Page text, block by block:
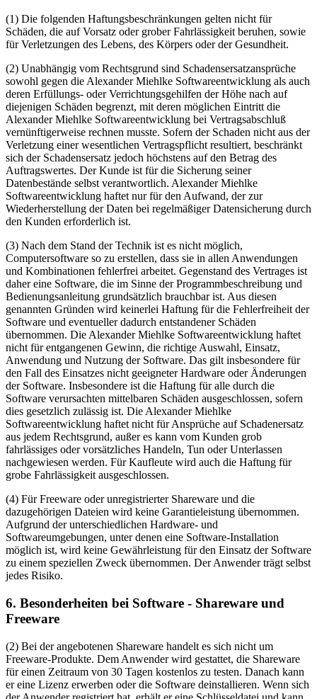
(1) Die folgenden Haftungsbeschränkungen gelten nicht für
Schäden, die auf Vorsatz oder grober Fahrlässigkeit beruhen, sowie
für Verletzungen des Lebens, des Körpers oder der Gesundheit.
(2) Unabhängig vom Rechtsgrund sind Schadensersatzansprüche
sowohl gegen die Alexander Miehlke Softwareentwicklung als auch
deren Erfüllungs- oder Verrichtungsgehilfen der Höhe nach auf
diejenigen Schäden begrenzt, mit deren möglichen Eintritt die
Alexander Miehlke Softwareentwicklung bei Vertragsabschluß
vernünftigerweise rechnen musste. Sofern der Schaden nicht aus der
Verletzung einer wesentlichen Vertragspflicht resultiert, beschränkt
sich der Schadensersatz jedoch höchstens auf den Betrag des
Auftragswertes. Der Kunde ist für die Sicherung seiner
Datenbestände selbst verantwortlich. Alexander Miehlke
Softwareentwicklung haftet nur für den Aufwand, der zur
Wiederherstellung der Daten bei regelmäßiger Datensicherung durch
den Kunden erforderlich ist.
(3) Nach dem Stand der Technik ist es nicht möglich,
Computersoftware so zu erstellen, dass sie in allen Anwendungen
und Kombinationen fehlerfrei arbeitet. Gegenstand des Vertrages ist
daher eine Software, die im Sinne der Programmbeschreibung und
Bedienungsanleitung grundsätzlich brauchbar ist. Aus diesen
genannten Gründen wird keinerlei Haftung für die Fehlerfreiheit der
Software und eventueller dadurch entstandener Schäden
übernommen. Die Alexander Miehlke Softwareentwicklung haftet
nicht für entgangenen Gewinn, die richtige Auswahl, Einsatz,
Anwendung und Nutzung der Software. Das gilt insbesondere für
den Fall des Einsatzes nicht geeigneter Hardware oder Änderungen
der Software. Insbesondere ist die Haftung für alle durch die
Software verursachten mittelbaren Schäden ausgeschlossen, sofern
dies gesetzlich zulässig ist. Die Alexander Miehlke
Softwareentwicklung haftet nicht für Ansprüche auf Schadenersatz
aus jedem Rechtsgrund, außer es kann vom Kunden grob
fahrlässiges oder vorsätzliches Handeln, Tun oder Unterlassen
nachgewiesen werden. Für Kaufleute wird auch die Haftung für
grobe Fahrlässigkeit ausgeschlossen.
(4) Für Freeware oder unregistrierter Shareware und die
dazugehörigen Dateien wird keine Garantieleistung übernommen.
Aufgrund der unterschiedlichen Hardware- und
Softwareumgebungen, unter denen eine Software-Installation
möglich ist, wird keine Gewährleistung für den Einsatz der Software
zu einem speziellen Zweck übernommen. Der Anwender trägt selbst
jedes Risiko.
6. Besonderheiten bei Software - Shareware und
Freeware
(2) Bei der angebotenen Shareware handelt es sich nicht um
Freeware-Produkte. Dem Anwender wird gestattet, die Shareware
für einen Zeitraum von 30 Tagen kostenlos zu testen. Danach kann
er eine Lizenz erwerben oder die Software deinstallieren. Wenn sich